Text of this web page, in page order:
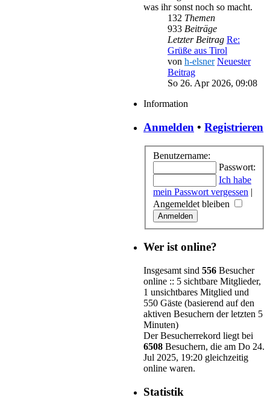
was ihr sonst noch so macht.
132 Themen
933 Beiträge
Letzter Beitrag Re:
Grüße aus Tirol
von h-elsner Neuester
Beitrag
So 26. Apr 2026, 09:08
Information
Anmelden • Registrieren
Benutzername:
Passwort:
Ich habe
mein Passwort vergessen |
Angemeldet bleiben
Wer ist online?
Insgesamt sind 556 Besucher
online :: 5 sichtbare Mitglieder,
1 unsichtbares Mitglied und
550 Gäste (basierend auf den
aktiven Besuchern der letzten 5
Minuten)
Der Besucherrekord liegt bei
6508 Besuchern, die am Do 24.
Jul 2025, 19:20 gleichzeitig
online waren.
Statistik